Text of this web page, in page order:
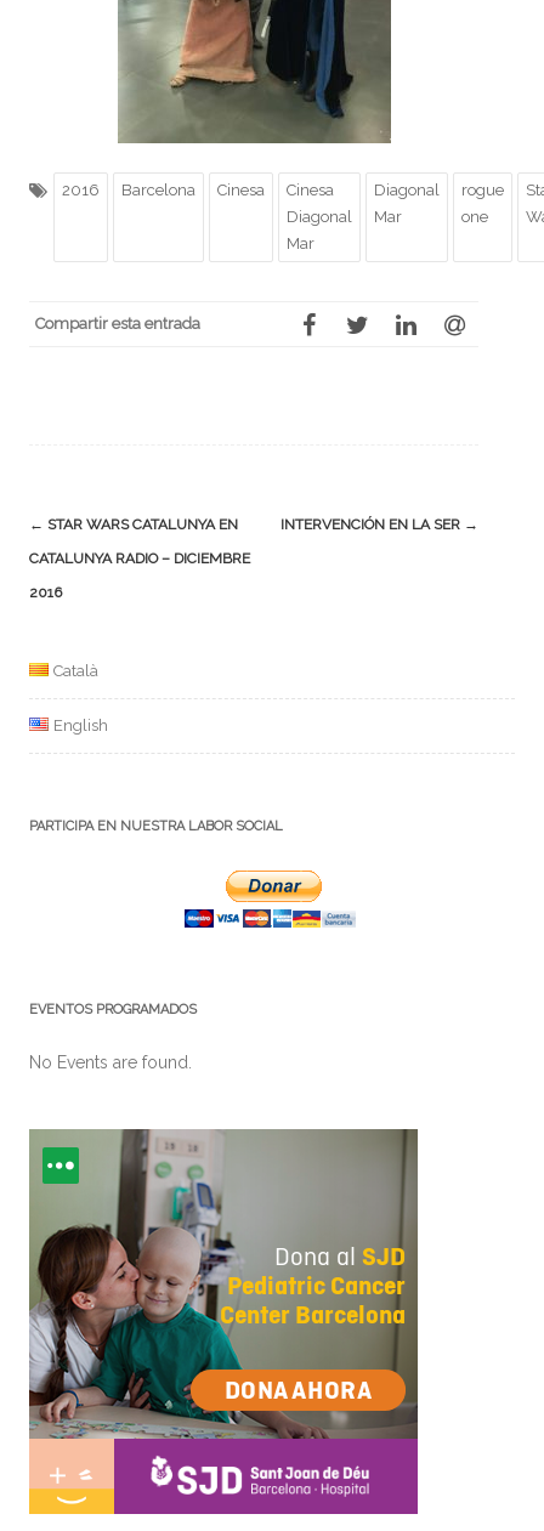
2016 Barcelona Cinesa
Cinesa
Diagonal
Mar
Diagonal
Mar
rogue
one
Compartir esta entrada
Navegación
de
la
← STAR WARS CATALUNYA EN
CATALUNYA RADIO – DICIEMBRE
2016
INTERVENCIÓN EN LA SER →
Català
English
PARTICIPA EN NUESTRA LABOR SOCIAL
EVENTOS PROGRAMADOS
No Events are found.